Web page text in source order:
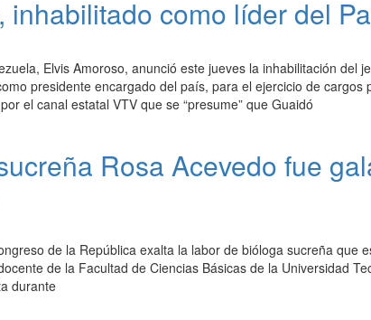
inhabilitado como líder del
Elvis Amoroso, anunció este jueves la inhabilitación del
presidente encargado del país, para el ejercicio de
el canal estatal VTV que se “presume” que Guaidó
Rosa Acevedo fue
de la República exalta la labor de bióloga sucreña
de la Facultad de Ciencias Básicas de la Universidad
durante